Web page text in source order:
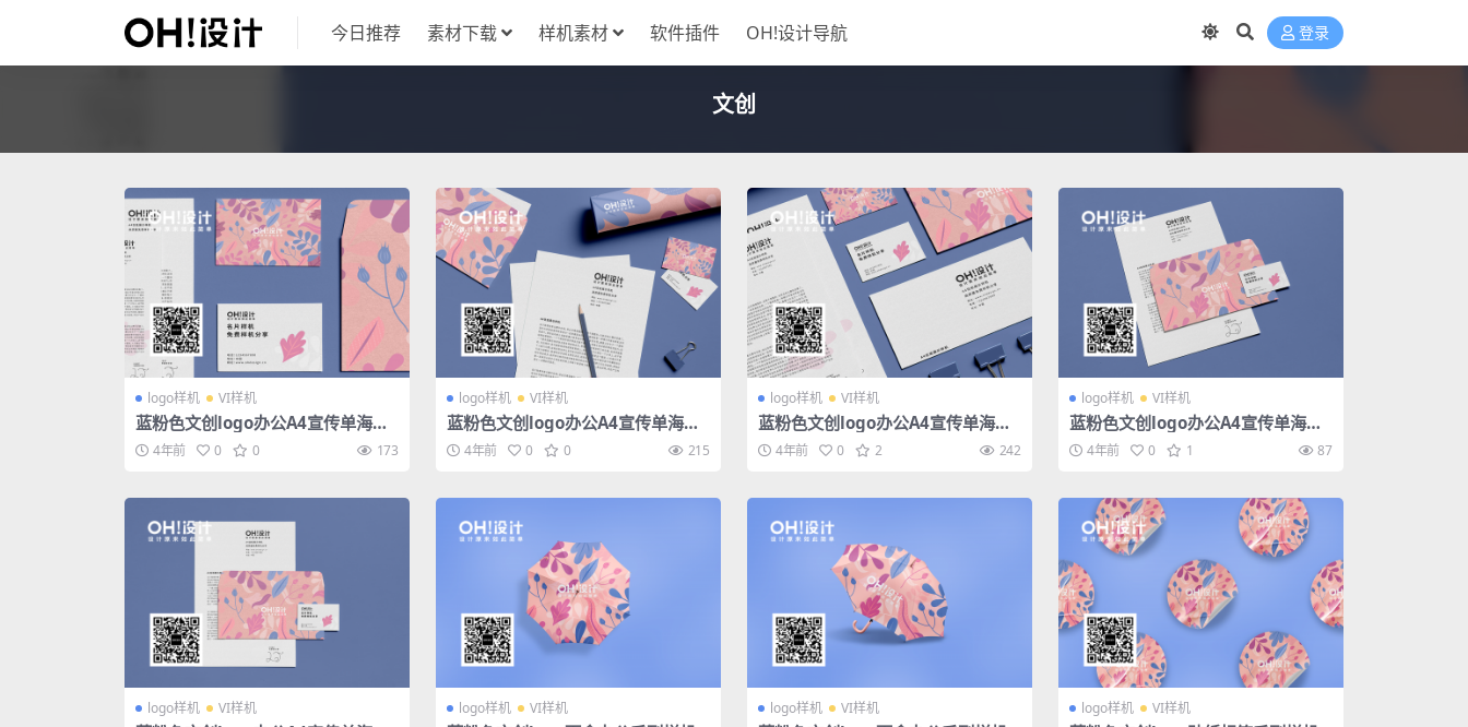
今日推荐 素材下载 样机素材 软件插件 OH!设计导航 登录
文创
logo样机 VI样机
蓝粉色文创logo办公A4宣传单海报
名片信纸信封系列样机
4年前 0 0 173
logo样机 VI样机
蓝粉色文创logo办公A4宣传单海报
名片信纸信封系列样机
4年前 0 0 215
logo样机 VI样机
蓝粉色文创logo办公A4宣传单海报
名片信纸信封系列样机
4年前 0 2 242
logo样机 VI样机
蓝粉色文创logo办公A4宣传单海报
名片信纸信封系列样机
4年前 0 1 87
logo样机 VI样机 logo样机 VI样机 logo样机 VI样机 logo样机 VI样机